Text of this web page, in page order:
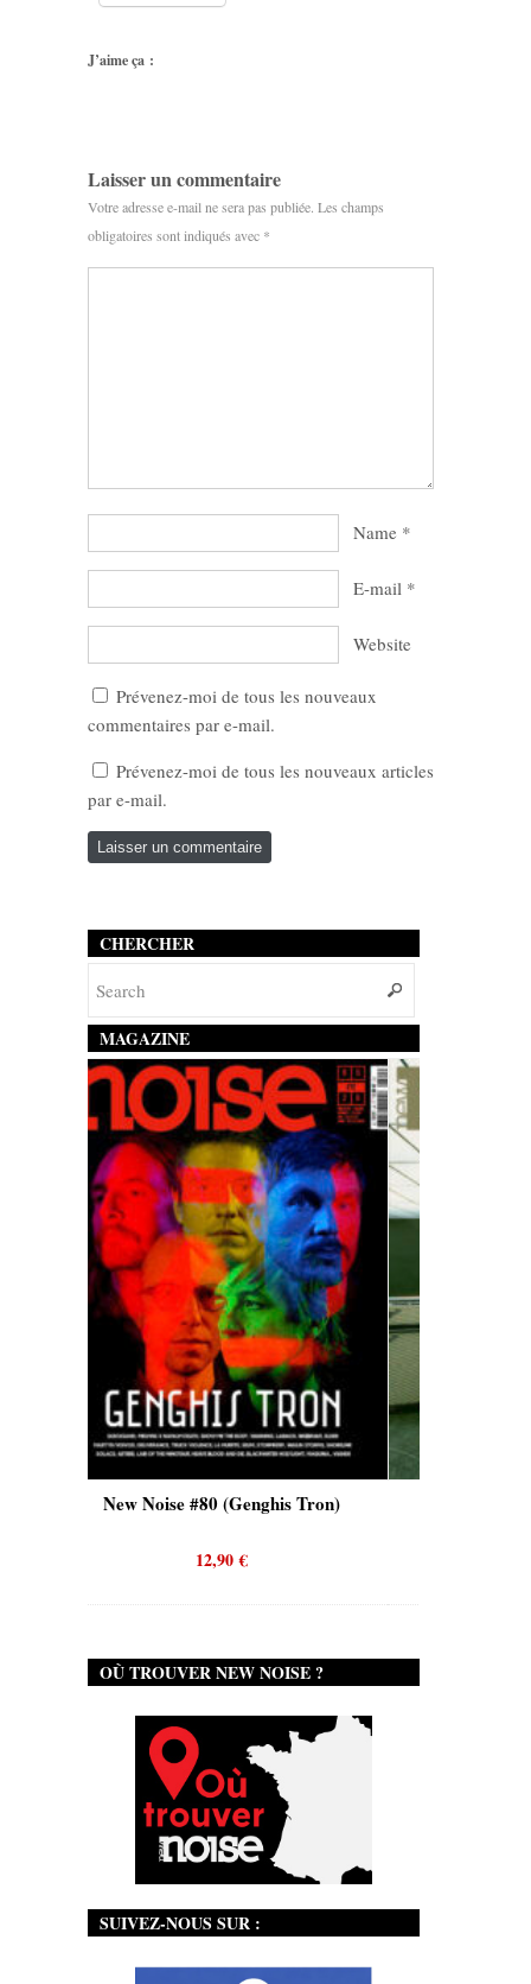
J’aime ça :
Laisser un commentaire
Votre adresse e-mail ne sera pas publiée. Les champs
obligatoires sont indiqués avec *
Name *
E-mail *
Website
Prévenez-moi de tous les nouveaux
commentaires par e-mail.
Prévenez-moi de tous les nouveaux articles
par e-mail.
CHERCHER
MAGAZINE
Noise #80 (Genghis Tron) New Noise #80
OÙ TROUVER NEW NOISE ?
SUIVEZ-NOUS SUR :